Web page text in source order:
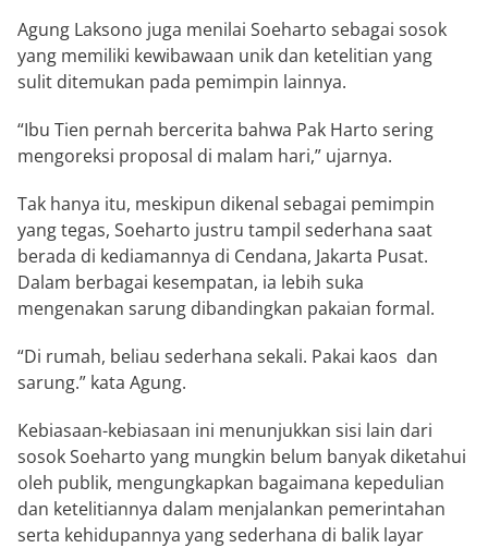
Agung Laksono juga menilai Soeharto sebagai sosok
yang memiliki kewibawaan unik dan ketelitian yang
sulit ditemukan pada pemimpin lainnya.
“Ibu Tien pernah bercerita bahwa Pak Harto sering
mengoreksi proposal di malam hari,” ujarnya.
Tak hanya itu, meskipun dikenal sebagai pemimpin
yang tegas, Soeharto justru tampil sederhana saat
berada di kediamannya di Cendana, Jakarta Pusat.
Dalam berbagai kesempatan, ia lebih suka
mengenakan sarung dibandingkan pakaian formal.
“Di rumah, beliau sederhana sekali. Pakai kaos dan
sarung.” kata Agung.
Kebiasaan-kebiasaan ini menunjukkan sisi lain dari
sosok Soeharto yang mungkin belum banyak diketahui
oleh publik, mengungkapkan bagaimana kepedulian
dan ketelitiannya dalam menjalankan pemerintahan
serta kehidupannya yang sederhana di balik layar